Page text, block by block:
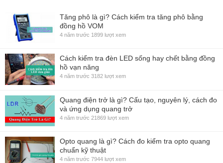
Tăng phô là gì? Cách kiểm tra tăng phô bằng
đồng hồ VOM
4 năm trước 1899 lượt xem
Cách kiểm tra đèn LED sống hay chết bằng đồng
hồ vạn năng
4 năm trước 3182 lượt xem
Quang điện trở là gì? Cấu tạo, nguyên lý, cách đo
và ứng dụng quang trở
4 năm trước 21869 lượt xem
Opto quang là gì? Cách đo kiểm tra opto quang
chuẩn kỹ thuật
4 năm trước 7944 lượt xem